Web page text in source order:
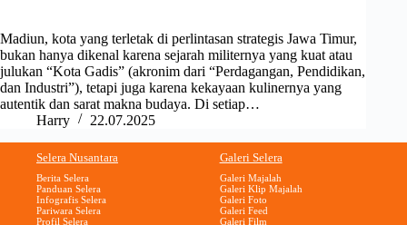
Madiun, kota yang terletak di perlintasan strategis Jawa Timur,
bukan hanya dikenal karena sejarah militernya yang kuat atau
julukan “Kota Gadis” (akronim dari “Perdagangan, Pendidikan,
dan Industri”), tetapi juga karena kekayaan kulinernya yang
autentik dan sarat makna budaya. Di setiap…
Harry
22.07.2025
Selera Nusantara
Berita Selera
Panduan Selera
Infografis Selera
Pariwara Selera
Profil Selera
Galeri Selera
Galeri Majalah
Galeri Klip Majalah
Galeri Foto
Galeri Feed
Galeri Film